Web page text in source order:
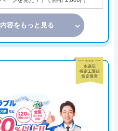
容をもっと見る